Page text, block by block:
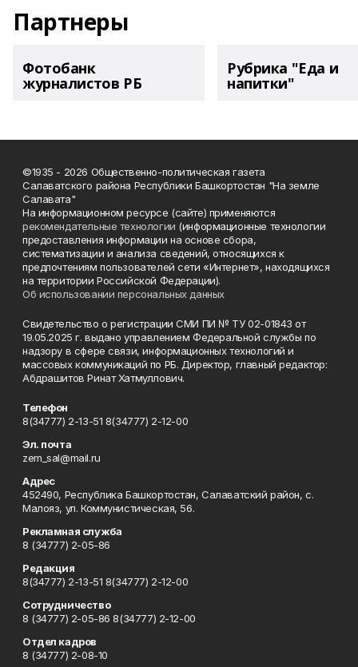
Партнеры
Фотобанк
журналистов РБ
Рубрика "Еда и
напитки"
©1935 - 2026 Общественно-политическая газета
Салаватского района Республики Башкортостан "На земле
Салавата"
На информационном ресурсе (сайте) применяются
рекомендательные технологии (информационные технологии
предоставления информации на основе сбора,
систематизации и анализа сведений, относящихся к
предпочтениям пользователей сети «Интернет», находящихся
на территории Российской Федерации).
Об использовании персональных данных
Свидетельство о регистрации СМИ ПИ № ТУ 02-01843 от
19.05.2025 г. выдано управлением Федеральной службы по
надзору в сфере связи, информационных технологий и
массовых коммуникаций по РБ. Директор, главный редактор:
Абдрашитов Ринат Хатмуллович.
Телефон
8(34777) 2-13-51 8(34777) 2-12-00
Эл. почта
zem_sal@mail.ru
Адрес
452490, Республика Башкортостан, Салаватский район, с.
Малояз, ул. Коммунистическая, 56.
Рекламная служба
8 (34777) 2-05-86
Редакция
8(34777) 2-13-51 8(34777) 2-12-00
Сотрудничество
8 (34777) 2-05-86 8(34777) 2-12-00
Отдел кадров
8 (34777) 2-08-10